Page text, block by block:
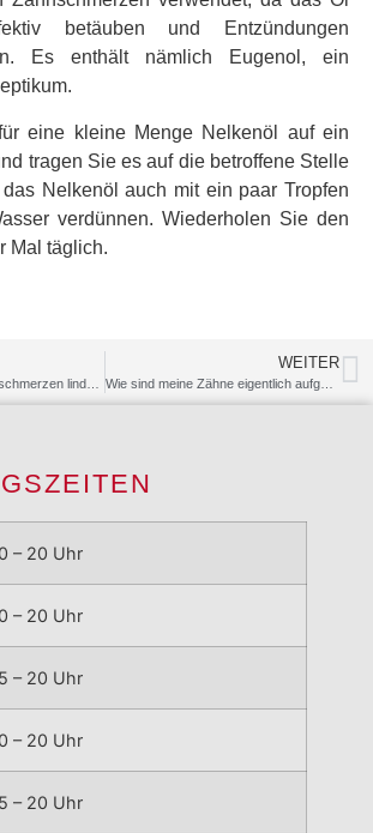
betäuben und Entzündungen
Es enthält nämlich Eugenol, ein
eine kleine Menge Nelkenöl auf ein
tragen Sie es auf die betroffene Stelle
Nelkenöl auch mit ein paar Tropfen
verdünnen. Wiederholen Sie den
Mal täglich.
WEITER
Wie sind meine Zähne eigentlich aufgebaut?
– 20 Uhr
– 20 Uhr
– 20 Uhr
– 20 Uhr
– 20 Uhr